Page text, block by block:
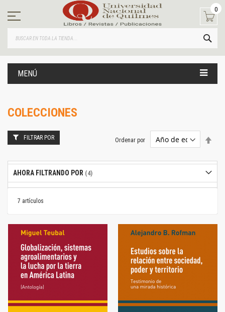
contenido
0
MENÚ
COLECCIONES
7 artículos
Ordenar por
FILTRAR POR
AHORA FILTRANDO POR